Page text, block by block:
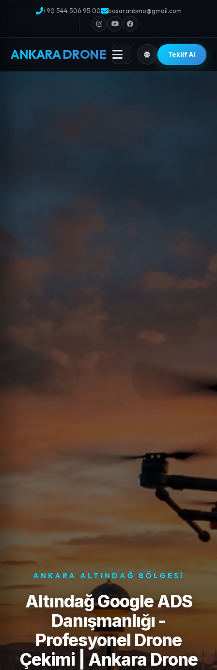
+90 544 506 95 00 basaranbmo@gmail.com
ANKARA DRONE Teklif Al
ANKARA ALTINDAĞ BÖLGESI
Altındağ Google ADS
Danışmanlığı -
Profesyonel Drone
Çekimi | Ankara Drone